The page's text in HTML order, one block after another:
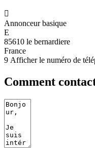

Annonceur basique
E
85610 le bernardiere
France
9 Afficher le numéro de
Comment